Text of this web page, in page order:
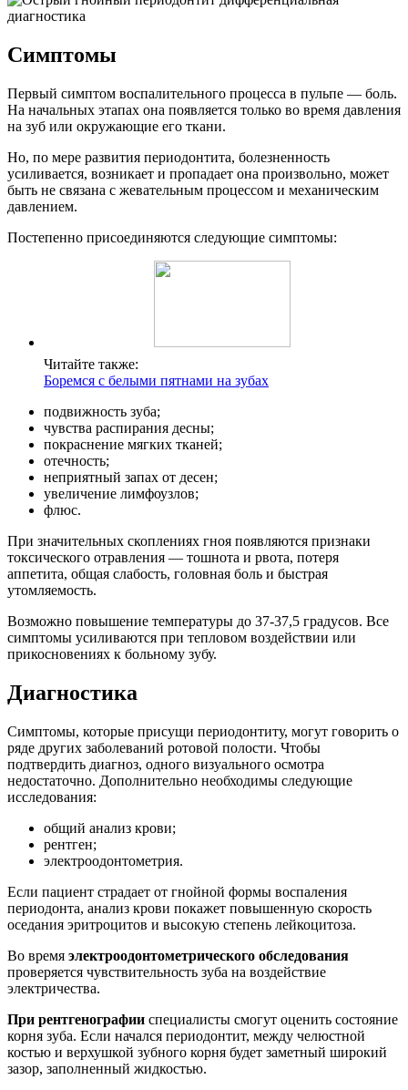
Симптомы
Первый симптом воспалительного процесса в пульпе — боль.
На начальных этапах она появляется только во время давления
на зуб или окружающие его ткани.
Но, по мере развития периодонтита, болезненность
усиливается, возникает и пропадает она произвольно, может
быть не связана с жевательным процессом и механическим
давлением.
Постепенно присоединяются следующие симптомы:
Читайте также:
Боремся с белыми пятнами на зубах
подвижность зуба;
чувства распирания десны;
покраснение мягких тканей;
отечность;
неприятный запах от десен;
увеличение лимфоузлов;
флюс.
При значительных скоплениях гноя появляются признаки
токсического отравления — тошнота и рвота, потеря
аппетита, общая слабость, головная боль и быстрая
утомляемость.
Возможно повышение температуры до 37-37,5 градусов. Все
симптомы усиливаются при тепловом воздействии или
прикосновениях к больному зубу.
Диагностика
Симптомы, которые присущи периодонтиту, могут говорить о
ряде других заболеваний ротовой полости. Чтобы
подтвердить диагноз, одного визуального осмотра
недостаточно. Дополнительно необходимы следующие
исследования:
общий анализ крови;
рентген;
электроодонтометрия.
Если пациент страдает от гнойной формы воспаления
периодонта, анализ крови покажет повышенную скорость
оседания эритроцитов и высокую степень лейкоцитоза.
Во время электроодонтометрического обследования
проверяется чувствительность зуба на воздействие
электричества.
При рентгенографии специалисты смогут оценить состояние
корня зуба. Если начался периодонтит, между челюстной
костью и верхушкой зубного корня будет заметный широкий
зазор, заполненный жидкостью.